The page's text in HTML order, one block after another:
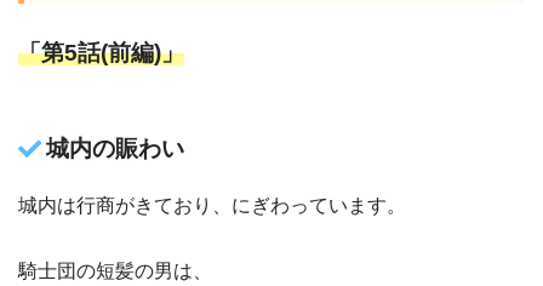
「第5話(前編)」
城内の賑わい
城内は行商がきており、にぎわっています。
騎士団の短髪の男は、